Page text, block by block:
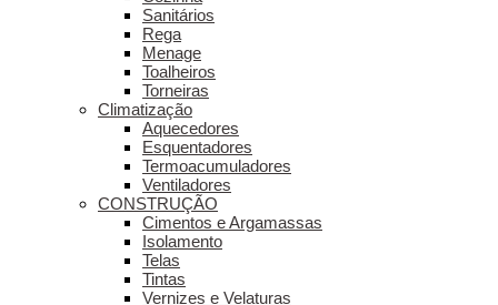
Sanitários
Rega
Menage
Toalheiros
Torneiras
Climatização
Aquecedores
Esquentadores
Termoacumuladores
Ventiladores
CONSTRUÇÃO
Cimentos e Argamassas
Isolamento
Telas
Tintas
Vernizes e Velaturas